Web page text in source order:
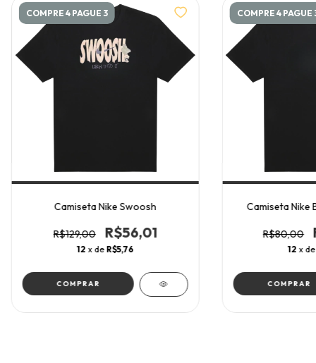
COMPRE 4 PAGUE 3
Camiseta Nike Swoosh
R$129,00 R$56,01
12 x de R$5,76
COMPRAR
COMPRE 4 PAGUE
Camiseta Nike
R$80,00
12 x
COMPRAR